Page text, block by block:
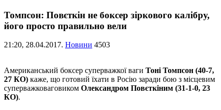
Томпсон: Повєткін не боксер зіркового калібру,
його просто правильно вели
21:20, 28.04.2017. Новини 4503
Американський боксер суперважкої ваги Тоні Томпсон (40-7,
27 КО) каже, що готовий їхати в Росію заради бою з місцевим
суперважковаговиком Олександром Повєткіним (31-1-0, 23
КО).